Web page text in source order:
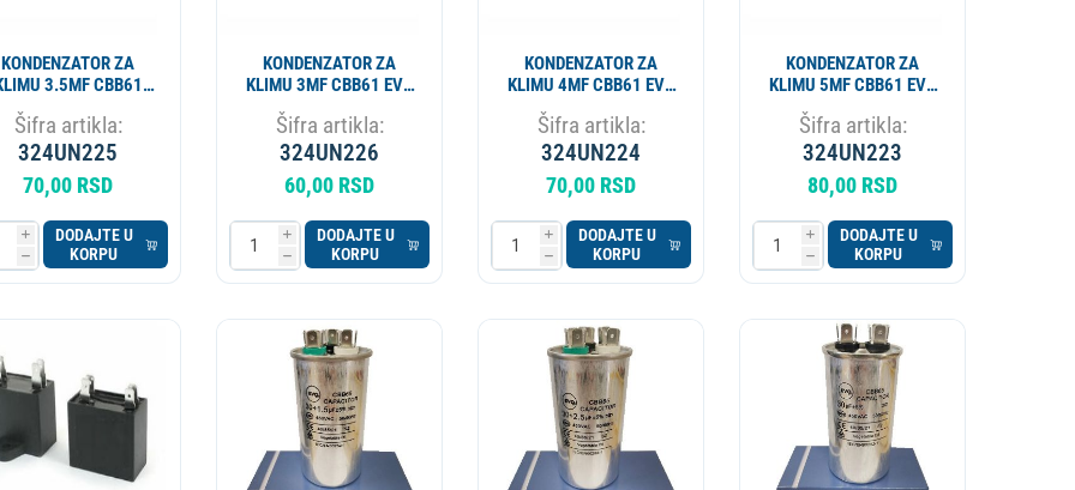
KONDENZATOR ZA
3.5MF CBB61
Šifra artikla:
324UN225
70,00 RSD
i
h
DODAJTE U
KORPU
KONDENZATOR ZA
KLIMU 3MF CBB61 EVO
Šifra artikla:
324UN226
60,00 RSD
i
h
DODAJTE U
KORPU
KONDENZATOR ZA
KLIMU 4MF CBB61 EVO
Šifra artikla:
324UN224
70,00 RSD
i
h
DODAJTE U
KORPU
KONDENZATOR ZA
KLIMU 5MF CBB61 EVO
Šifra artikla:
324UN223
80,00 RSD
i
h
DODAJTE U
KORPU